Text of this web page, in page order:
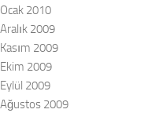
Ocak 2010
Aralık 2009
Kasım 2009
Ekim 2009
Eylül 2009
Ağustos 2009